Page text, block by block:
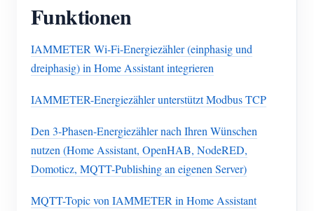
Funktionen
IAMMETER Wi-Fi-Energiezähler (einphasig und
dreiphasig) in Home Assistant integrieren
IAMMETER-Energiezähler unterstützt Modbus TCP
Den 3-Phasen-Energiezähler nach Ihren Wünschen
nutzen (Home Assistant, OpenHAB, NodeRED,
Domoticz, MQTT-Publishing an eigenen Server)
MQTT-Topic von IAMMETER in Home Assistant